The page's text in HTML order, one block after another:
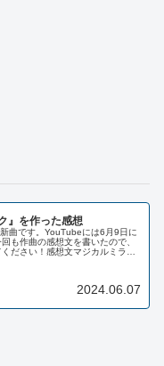
』を作った感想
曲です。YouTubeには6月9日に
も作曲の感想文を書いたので、
ださい！感想文マジカルミライ
2024.06.07